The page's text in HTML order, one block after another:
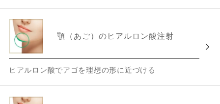
顎（あご）のヒアルロン酸注射
ヒアルロン酸でアゴを理想の形に近づける